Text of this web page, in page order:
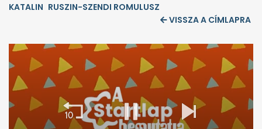
KATALIN RUSZIN-SZENDI ROMULUSZ
VISSZA A CÍMLAPRA